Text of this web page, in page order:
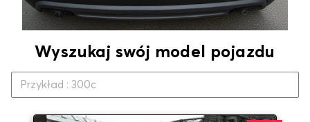
Wyszukaj swój model pojazdu